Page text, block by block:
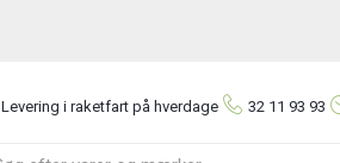
Levering i raketfart på hverdage 32 11 93 93